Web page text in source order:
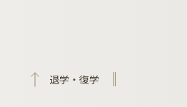
退学・復学